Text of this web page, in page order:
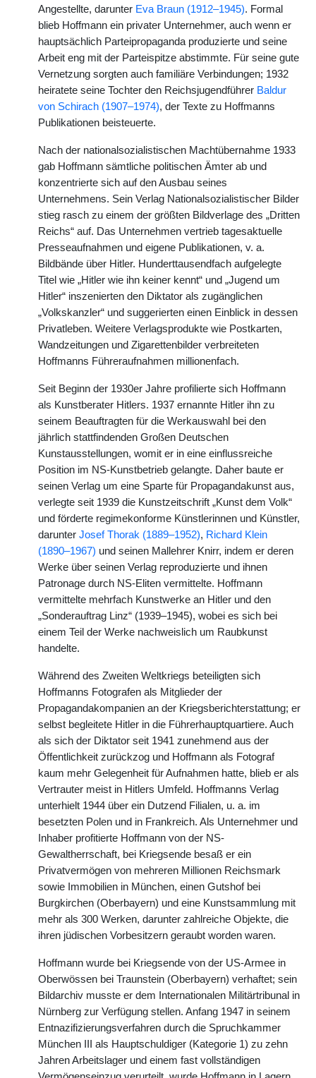
Angestellte, darunter Eva Braun (1912–1945). Formal
blieb Hoffmann ein privater Unternehmer, auch wenn er
hauptsächlich Parteipropaganda produzierte und seine
Arbeit eng mit der Parteispitze abstimmte. Für seine gute
Vernetzung sorgten auch familiäre Verbindungen; 1932
heiratete seine Tochter den Reichsjugendführer Baldur
von Schirach (1907–1974), der Texte zu Hoffmanns
Publikationen beisteuerte.
Nach der nationalsozialistischen Machtübernahme 1933
gab Hoffmann sämtliche politischen Ämter ab und
konzentrierte sich auf den Ausbau seines
Unternehmens. Sein Verlag Nationalsozialistischer Bilder
stieg rasch zu einem der größten Bildverlage des „Dritten
Reichs“ auf. Das Unternehmen vertrieb tagesaktuelle
Presseaufnahmen und eigene Publikationen, v. a.
Bildbände über Hitler. Hunderttausendfach aufgelegte
Titel wie „Hitler wie ihn keiner kennt“ und „Jugend um
Hitler“ inszenierten den Diktator als zugänglichen
„Volkskanzler“ und suggerierten einen Einblick in dessen
Privatleben. Weitere Verlagsprodukte wie Postkarten,
Wandzeitungen und Zigarettenbilder verbreiteten
Hoffmanns Führeraufnahmen millionenfach.
Seit Beginn der 1930er Jahre profilierte sich Hoffmann
als Kunstberater Hitlers. 1937 ernannte Hitler ihn zu
seinem Beauftragten für die Werkauswahl bei den
jährlich stattfindenden Großen Deutschen
Kunstausstellungen, womit er in eine einflussreiche
Position im NS-Kunstbetrieb gelangte. Daher baute er
seinen Verlag um eine Sparte für Propagandakunst aus,
verlegte seit 1939 die Kunstzeitschrift „Kunst dem Volk“
und förderte regimekonforme Künstlerinnen und Künstler,
darunter Josef Thorak (1889–1952), Richard Klein
(1890–1967) und seinen Mallehrer Knirr, indem er deren
Werke über seinen Verlag reproduzierte und ihnen
Patronage durch NS-Eliten vermittelte. Hoffmann
vermittelte mehrfach Kunstwerke an Hitler und den
„Sonderauftrag Linz“ (1939–1945), wobei es sich bei
einem Teil der Werke nachweislich um Raubkunst
handelte.
Während des Zweiten Weltkriegs beteiligten sich
Hoffmanns Fotografen als Mitglieder der
Propagandakompanien an der Kriegsberichterstattung; er
selbst begleitete Hitler in die Führerhauptquartiere. Auch
als sich der Diktator seit 1941 zunehmend aus der
Öffentlichkeit zurückzog und Hoffmann als Fotograf
kaum mehr Gelegenheit für Aufnahmen hatte, blieb er als
Vertrauter meist in Hitlers Umfeld. Hoffmanns Verlag
unterhielt 1944 über ein Dutzend Filialen, u. a. im
besetzten Polen und in Frankreich. Als Unternehmer und
Inhaber profitierte Hoffmann von der NS-
Gewaltherrschaft, bei Kriegsende besaß er ein
Privatvermögen von mehreren Millionen Reichsmark
sowie Immobilien in München, einen Gutshof bei
Burgkirchen (Oberbayern) und eine Kunstsammlung mit
mehr als 300 Werken, darunter zahlreiche Objekte, die
ihren jüdischen Vorbesitzern geraubt worden waren.
Hoffmann wurde bei Kriegsende von der US-Armee in
Oberwössen bei Traunstein (Oberbayern) verhaftet; sein
Bildarchiv musste er dem Internationalen Militärtribunal in
Nürnberg zur Verfügung stellen. Anfang 1947 in seinem
Entnazifizierungsverfahren durch die Spruchkammer
München III als Hauptschuldiger (Kategorie 1) zu zehn
Jahren Arbeitslager und einem fast vollständigen